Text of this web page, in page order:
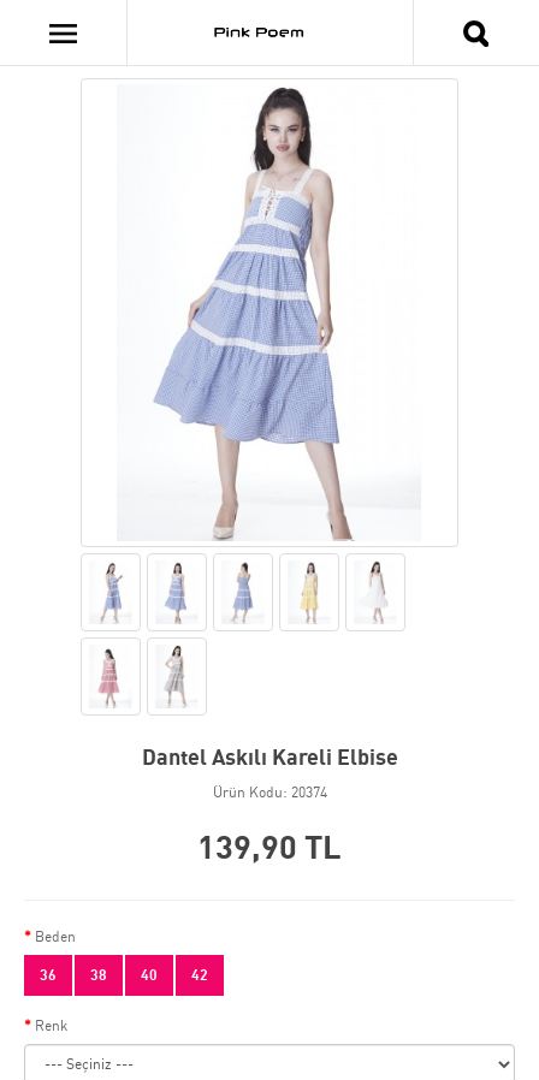
Dantel Askılı Kareli Elbise
Ürün Kodu: 20374
139,90 TL
Beden
36 38 40 42
Renk